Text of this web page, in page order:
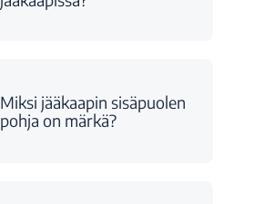
Miksi jääkaapin sisäpuolen
pohja on märkä?